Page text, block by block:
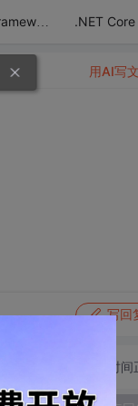
.NET Framework .NET Core
写回
用AI写
切换为时间